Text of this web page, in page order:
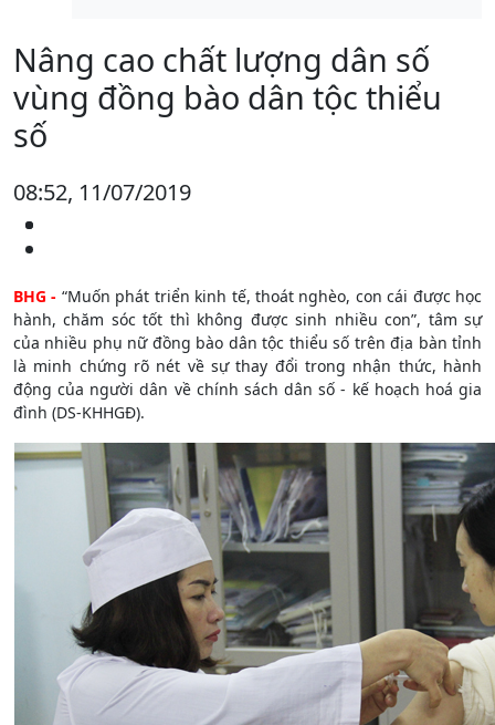
Nâng cao chất lượng dân số
vùng đồng bào dân tộc thiểu
số
08:52, 11/07/2019
BHG - “Muốn phát triển kinh tế, thoát nghèo, con cái được học
hành, chăm sóc tốt thì không được sinh nhiều con”, tâm sự
của nhiều phụ nữ đồng bào dân tộc thiểu số trên địa bàn tỉnh
là minh chứng rõ nét về sự thay đổi trong nhận thức, hành
động của người dân về chính sách dân số - kế hoạch hoá gia
đình (DS-KHHGĐ).